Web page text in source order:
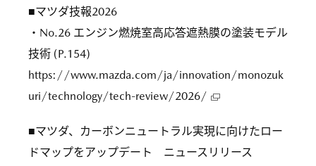
■マツダ技報2026
・No.26 エンジン燃焼室高応答遮熱膜の塗装モデル
技術 (P.154)
https://www.mazda.com/ja/innovation/monozuk
uri/technology/tech-review/2026/
■マツダ、カーボンニュートラル実現に向けたロー
ドマップをアップデート ニュースリリース